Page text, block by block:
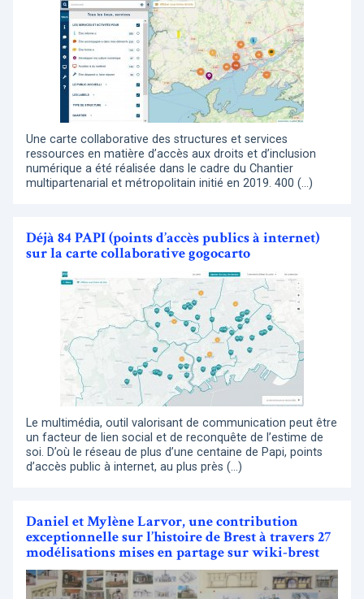
Une carte collaborative des structures et services
ressources en matière d’accès aux droits et d’inclusion
numérique a été réalisée dans le cadre du Chantier
multipartenarial et métropolitain initié en 2019. 400 (…)
Déjà 84 PAPI (points d’accès publics à internet)
sur la carte collaborative gogocarto
Le multimédia, outil valorisant de communication peut être
un facteur de lien social et de reconquête de l’estime de
soi. D’où le réseau de plus d’une centaine de Papi, points
d’accès public à internet, au plus près (…)
Daniel et Mylène Larvor, une contribution
exceptionnelle sur l’histoire de Brest à travers 27
modélisations mises en partage sur wiki-brest